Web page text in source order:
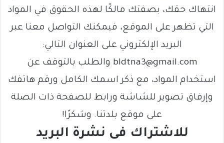
انتهاك حقك، بصفتك مالكًا لهذه الحقوق في المواد
التي تظهر على الموقع، فيمكنك التواصل معنا عبر
البريد الإلكتروني على العنوان التالي:
bldtna3@gmail.com والطلب بالتوقف عن
استخدام المواد، مع ذكر اسمك الكامل ورقم هاتفك
وإرفاق تصوير للشاشة ورابط للصفحة ذات الصلة
على موقع بلدتنا. وشكرًا!
للاشتراك فى نشرة البريد